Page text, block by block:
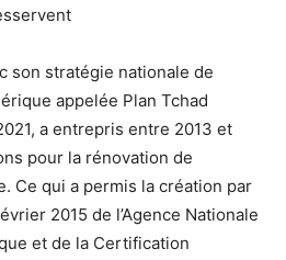
son stratégie nationale de
appelée Plan Tchad
a entrepris entre 2013 et
pour la rénovation de
Ce qui a permis la création par
2015 de l’Agence Nationale
et de la Certification